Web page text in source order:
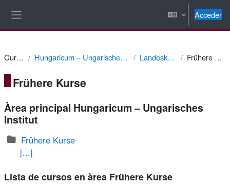
Acceder
Cursos Hungaricum – Ungarisches Institut Landeskunde Frühere Kurse
Frühere Kurse
Àrea principal Hungaricum – Ungarisches
Institut
Frühere Kurse
[...]
Lista de cursos en àrea Frühere Kurse